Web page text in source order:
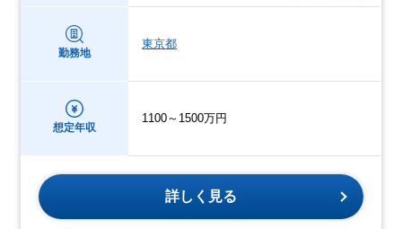
勤務地
東京都
想定年収
1100～1500万円
詳しく見る